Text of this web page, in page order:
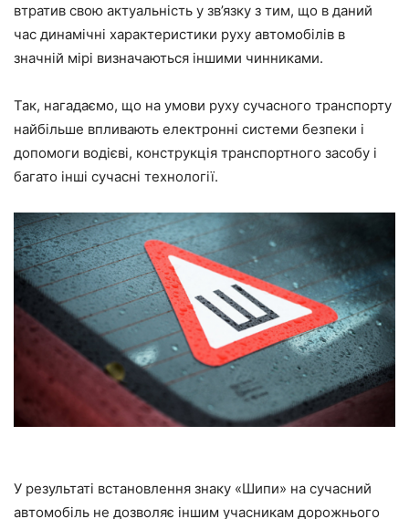
втратив свою актуальність у зв’язку з тим, що в даний
час динамічні характеристики руху автомобілів в
значній мірі визначаються іншими чинниками.
Так, нагадаємо, що на умови руху сучасного транспорту
найбільше впливають електронні системи безпеки і
допомоги водієві, конструкція транспортного засобу і
багато інші сучасні технології.
У результаті встановлення знаку «Шипи» на сучасний
автомобіль не дозволяє іншим учасникам дорожнього